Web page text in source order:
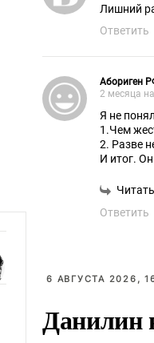
Лишний
Ответить
Абориген
2 месяца
Я не
1.Чем
2. Разве
И итог.
Ответить
6 АВГУСТА 2026,
Данилин